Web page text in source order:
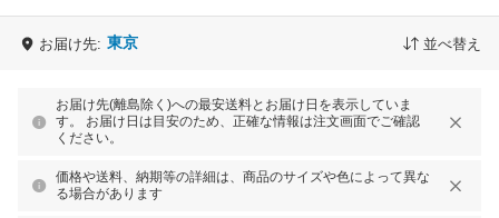
お届け先: 東京 並べ替え
お届け先(離島除く)への最安送料とお届け日を表示していま
す。 お届け日は目安のため、正確な情報は注文画面でご確認
ください。
価格や送料、納期等の詳細は、商品のサイズや色によって異な
る場合があります